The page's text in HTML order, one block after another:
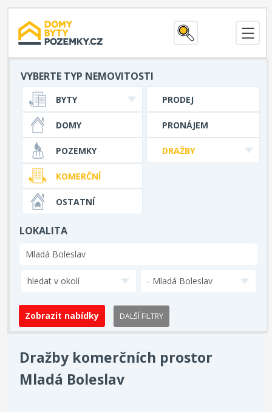
VYBERTE TYP NEMOVITOSTI
PRODEJ
PRONÁJEM
DRAŽBY
BYTY
DOMY
POZEMKY
KOMERČNÍ
OSTATNÍ
LOKALITA
hledat v okolí - Mladá Boleslav
DALŠÍ FILTRY
Dražby komerčních prostor
Mladá Boleslav